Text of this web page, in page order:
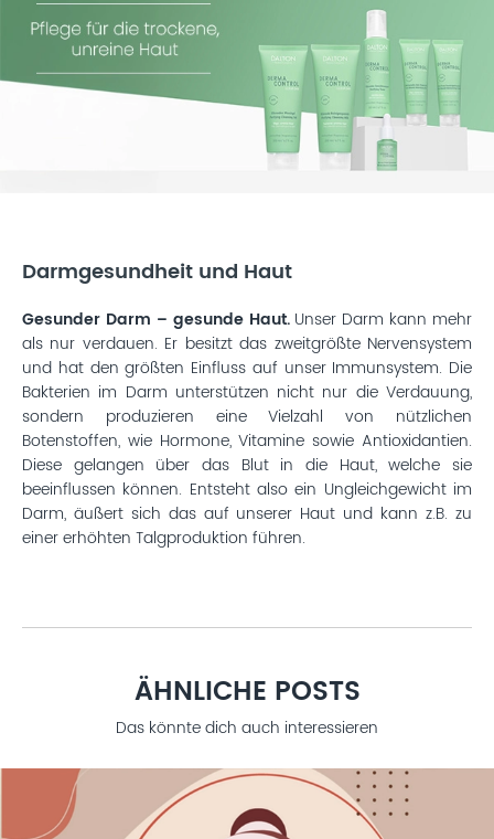
Darmgesundheit und Haut
Gesunder Darm – gesunde Haut.Unser Darm kann mehr
als nur verdauen. Er besitzt das zweitgrößte Nervensystem
und hat den größten Einfluss auf unser Immunsystem. Die
Bakterien im Darm unterstützen nicht nur die Verdauung,
sondern produzieren eine Vielzahl von nützlichen
Botenstoffen, wie Hormone, Vitamine sowie Antioxidantien.
Diese gelangen über das Blut in die Haut, welche sie
beeinflussen können. Entsteht also ein Ungleichgewicht im
Darm, äußert sich das auf unserer Haut und kann z.B. zu
einer erhöhten Talgproduktion führen.
ÄHNLICHE POSTS
Das könnte dich auch interessieren